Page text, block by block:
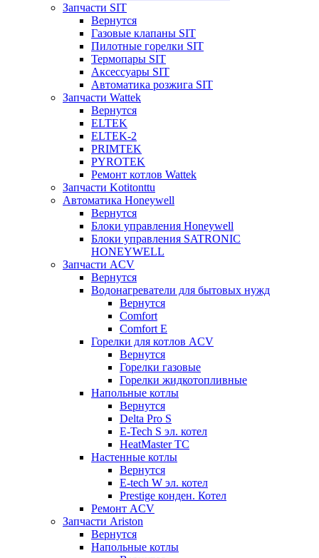
Запчасти SIT
Вернутся
Газовые клапаны SIT
Пилотные горелки SIT
Термопары SIT
Аксессуары SIT
Автоматика розжига SIT
Запчасти Wattek
Вернутся
ELTEK
ELTEK-2
PRIMTEK
PYROTEK
Ремонт котлов Wattek
Запчасти Kotitonttu
Автоматика Honeywеll
Вернутся
Блоки управления Honeywell
Блоки управления SATRONIC
HONEYWELL
Запчасти ACV
Вернутся
Водонагреватели для бытовых нужд
Вернутся
Comfort
Comfort E
Горелки для котлов ACV
Вернутся
Горелки газовые
Горелки жидкотопливные
Напольные котлы
Вернутся
Delta Pro S
E-Tech S эл. котел
HeatMaster TC
Настенные котлы
Вернутся
E-tech W эл. котел
Prestige конден. Котел
Ремонт ACV
Запчасти Ariston
Вернутся
Напольные котлы